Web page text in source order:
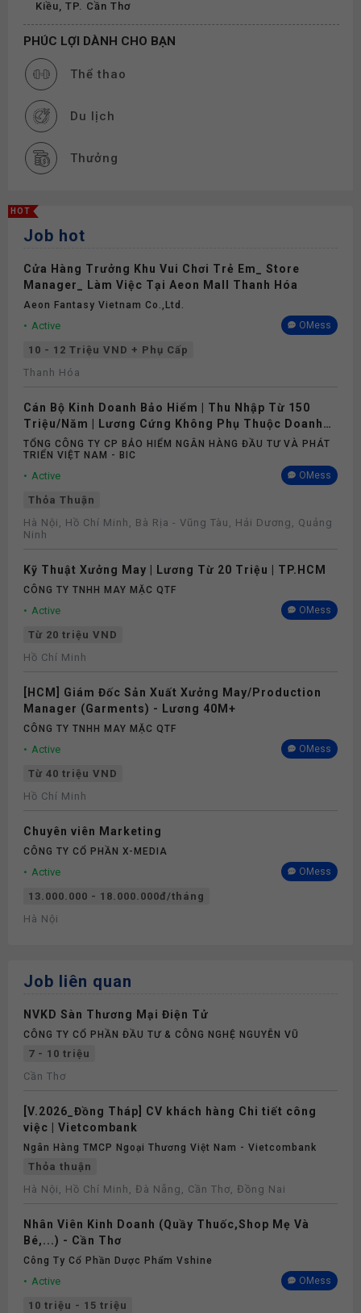
Kiều, TP. Cần Thơ
PHÚC LỢI DÀNH CHO BẠN
Thể thao
Du lịch
Thưởng
HOT
Job hot
Cửa Hàng Trưởng Khu Vui Chơi Trẻ Em_ Store
Manager_ Làm Việc Tại Aeon Mall Thanh Hóa
Aeon Fantasy Vietnam Co.,ltd.
Active OMess
10 - 12 Triệu VND + Phụ Cấp
Thanh Hóa
Cán Bộ Kinh Doanh Bảo Hiểm | Thu Nhập Từ 150
Triệu/Năm | Lương Cứng Không Phụ Thuộc Doanh
Số
TỔNG CÔNG TY CP BẢO HIỂM NGÂN HÀNG ĐẦU TƯ VÀ PHÁT
TRIỂN VIỆT NAM - BIC
Active OMess
Thỏa Thuận
Hà Nội, Hồ Chí Minh, Bà Rịa - Vũng Tàu, Hải Dương, Quảng
Ninh
Kỹ Thuật Xưởng May | Lương Từ 20 Triệu | TP.HCM
CÔNG TY TNHH MAY MẶC QTF
Active OMess
Từ 20 triệu VND
Hồ Chí Minh
[HCM] Giám Đốc Sản Xuất Xưởng May/Production
Manager (Garments) - Lương 40M+
CÔNG TY TNHH MAY MẶC QTF
Active OMess
Từ 40 triệu VND
Hồ Chí Minh
Chuyên viên Marketing
CÔNG TY CỔ PHẦN X-MEDIA
Active OMess
13.000.000 - 18.000.000đ/tháng
Hà Nội
Job liên quan
NVKD Sàn Thương Mại Điện Tử
CÔNG TY CỔ PHẦN ĐẦU TƯ & CÔNG NGHỆ NGUYỄN VŨ
7 - 10 triệu
Cần Thơ
[V.2026_Đồng Tháp] CV khách hàng Chi tiết công
việc | Vietcombank
Ngân Hàng TMCP Ngoại Thương Việt Nam - Vietcombank
Thỏa thuận
Hà Nội, Hồ Chí Minh, Đà Nẵng, Cần Thơ, Đồng Nai
Nhân Viên Kinh Doanh (Quầy Thuốc,Shop Mẹ Và
Bé,...) - Cần Thơ
Công Ty Cổ Phần Dược Phẩm Vshine
Active OMess
10 triệu - 15 triệu